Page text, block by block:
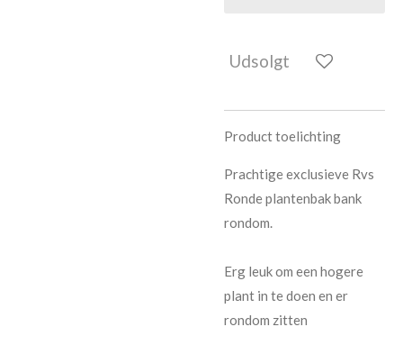
Udsolgt
Product toelichting
Prachtige exclusieve Rvs
Ronde plantenbak bank
rondom.
Erg leuk om een hogere
plant in te doen en er
rondom zitten